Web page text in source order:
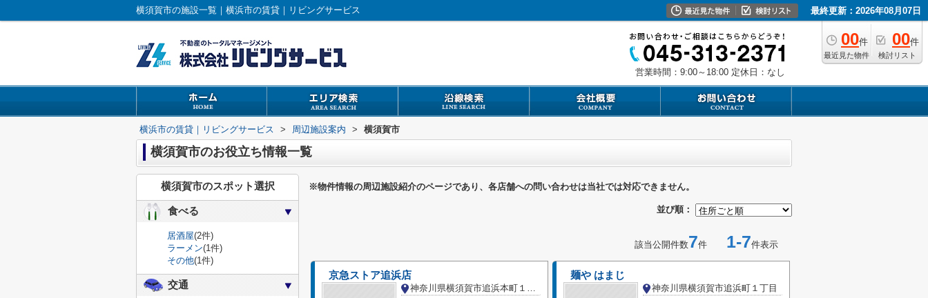
横須賀市の施設一覧｜横浜市の賃貸｜リビングサービス 最終更新：2026年08月07日
00件
最近見た物件
00件
検討リスト
営業時間：9:00～18:00 定休日：なし
横浜市の賃貸｜リビングサービス > 周辺施設案内 > 横須賀市
横須賀市のお役立ち情報一覧
※物件情報の周辺施設紹介のページであり、各店舗への問い合わせは当社では対応できません。
並び順：
該当公開件数7件 1-7件表示
京急ストア追浜店
神奈川県横須賀市追浜本町１丁目
麺や はまじ
神奈川県横須賀市追浜町１丁目
横須賀市のスポット選択
食べる
居酒屋(2件)
ラーメン(1件)
その他(1件)
交通